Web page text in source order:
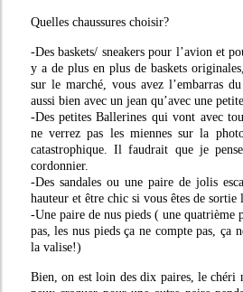
Quelles chaussures choisir?
-Des baskets/ sneakers pour l’avion et
y a de plus en plus de baskets
sur le marché, vous avez l’embarras
aussi bien avec un jean qu’avec une
-Des petites Ballerines qui vont avec
ne verrez pas les miennes sur la
catastrophique. Il faudrait que je
cordonnier.
-Des sandales ou une paire de jolis
hauteur et être chic si vous êtes de sortie
-Une paire de nus pieds ( une
pas, les nus pieds ça ne compte pas, ça
la valise!)
Bien, on est loin des dix paires, le chéri